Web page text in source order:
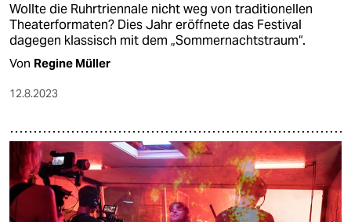
Wollte die Ruhrtriennale nicht weg von traditionellen
Theaterformaten? Dies Jahr eröffnete das Festival
dagegen klassisch mit dem „Sommernachtstraum“.
Von Regine Müller
12.8.2023